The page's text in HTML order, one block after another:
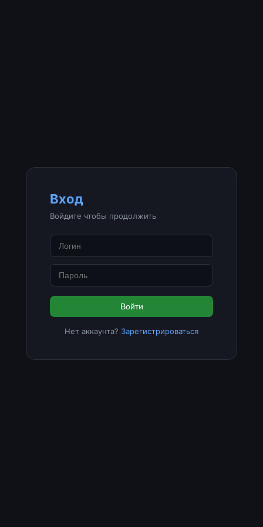
Вход
Войдите чтобы продолжить
Войти
Нет аккаунта? Зарегистрироваться